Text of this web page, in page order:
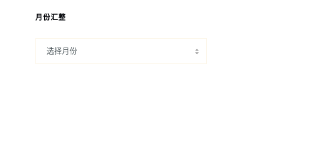
月份汇整